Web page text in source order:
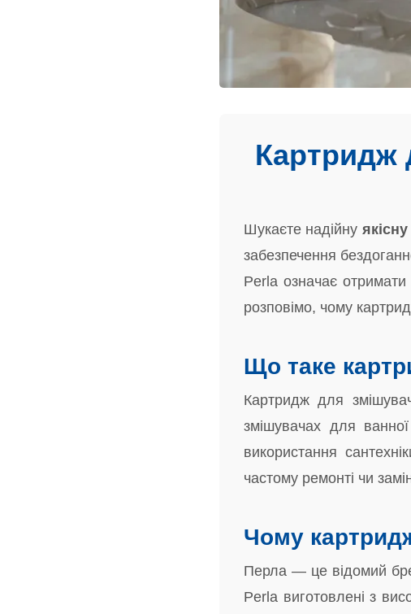
Картридж
Шукаєте надійну
забезпечення
Perla означає отримати
розповімо, чому
Що таке
Картридж для
змішувачах для
використання
частому ремонті чи
Чому
Перла — це відомий
Perla виготовлені з